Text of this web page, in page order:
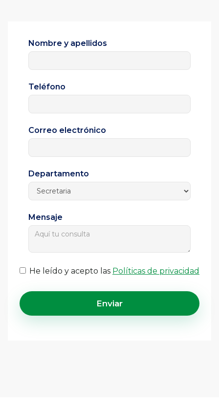
Nombre y apellidos
Teléfono
Correo electrónico
Departamento
Mensaje
He leído y acepto las Políticas de privacidad